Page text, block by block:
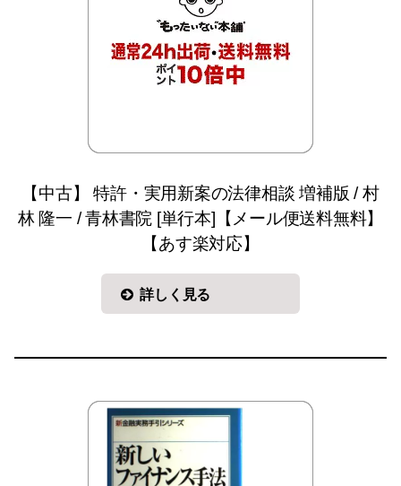
【中古】 特許・実用新案の法律相談 増補版 / 村
林 隆一 / 青林書院 [単行本]【メール便送料無料】
【あす楽対応】
詳しく見る